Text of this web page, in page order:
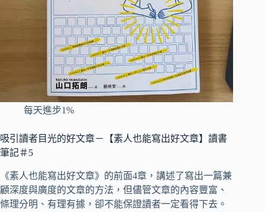
每天進步1%
吸引讀者目光的好文章－【素人也能寫出好文章】讀書
筆記＃5
《素人也能寫出好文章》的前面4章，講述了寫出一篇兼
顧深度與廣度的文章的方法，但儘管文章的內容豐富、
條理分明、有理有據，卻不能保證讀者一定看得下去。